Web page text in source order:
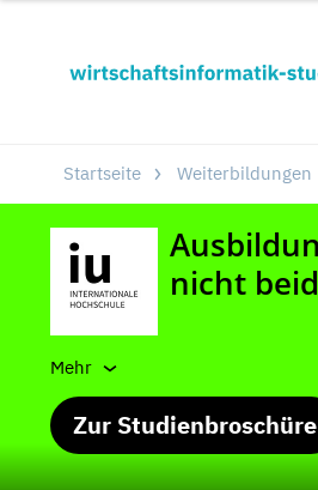
Startseite Weiterbildungen
Mehr
Zur Studienbroschüre